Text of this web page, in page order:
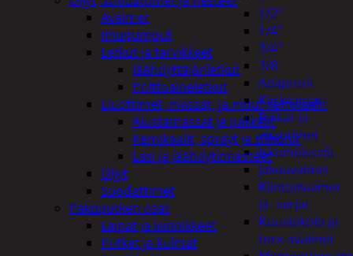
1/2"
1/4"
3/4"
3/8
Adapterit
Kärkisarjat
Räikät ja
vääntimet
Iskumeisselit
Jakoavaimet
Kiintoavaimet
ja -sarjat
Kuusiokolo ja
torx-avaimet
Avaimet
Imupumput
Letkut ja tarvikkeet
Jäähdyttäjänletkut
Polttoaineletkut
Liuottimet, massat, ja muut kemikaalit
Alustamassat ja pakkelit
Kemikaalit, sprayt ja silikonit
Lasi ja jäähdytinnesteet
Öljyt
Suodattimet
Pakoputken osat
Laipat ja kiinnikkeet
Putket ja kulmat